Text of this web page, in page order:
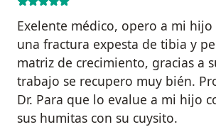
Exelente médico, opero a mi hijo
una fractura expesta de tibia y
matriz de crecimiento, gracias a
trabajo se recupero muy bién.
Dr. Para que lo evalue a mi hijo
sus humitas con su cuysito.